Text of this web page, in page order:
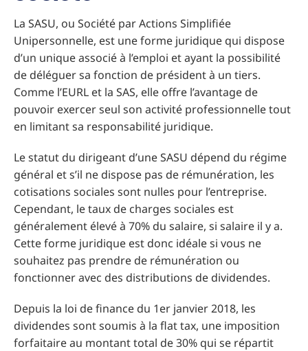
La SASU, ou Société par Actions Simplifiée
Unipersonnelle, est une forme juridique qui dispose
d’un unique associé à l’emploi et ayant la possibilité
de déléguer sa fonction de président à un tiers.
Comme l’EURL et la SAS, elle offre l’avantage de
pouvoir exercer seul son activité professionnelle tout
en limitant sa responsabilité juridique.
Le statut du dirigeant d’une SASU dépend du régime
général et s’il ne dispose pas de rémunération, les
cotisations sociales sont nulles pour l’entreprise.
Cependant, le taux de charges sociales est
généralement élevé à 70% du salaire, si salaire il y a.
Cette forme juridique est donc idéale si vous ne
souhaitez pas prendre de rémunération ou
fonctionner avec des distributions de dividendes.
Depuis la loi de finance du 1er janvier 2018, les
dividendes sont soumis à la flat tax, une imposition
forfaitaire au montant total de 30% qui se répartit